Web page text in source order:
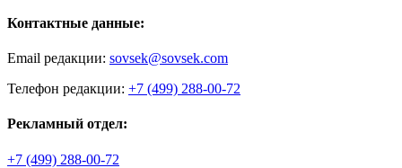
Контактные данные:
Email редакции: sovsek@sovsek.com
Телефон редакции: +7 (499) 288-00-72
Рекламный отдел:
+7 (499) 288-00-72